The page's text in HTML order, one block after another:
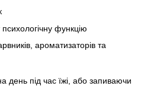
функцію
ароматизаторів та
день під час їжі, або запиваючи